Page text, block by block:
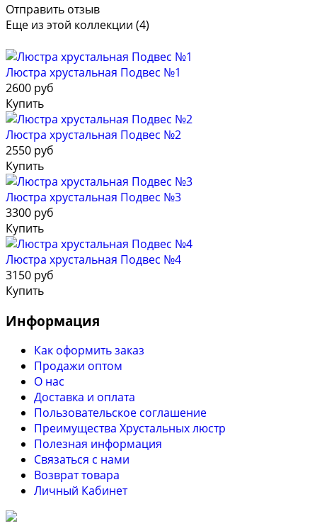
Отправить отзыв
Еще из этой коллекции (4)
Люстра хрустальная Подвес №1
2600 руб
Купить
Люстра хрустальная Подвес №2
2550 руб
Купить
Люстра хрустальная Подвес №3
3300 руб
Купить
Люстра хрустальная Подвес №4
3150 руб
Купить
Информация
Как оформить заказ
Продажи оптом
О нас
Доставка и оплата
Пользовательское соглашение
Преимущества Хрустальных люстр
Полезная информация
Связаться с нами
Возврат товара
Личный Кабинет